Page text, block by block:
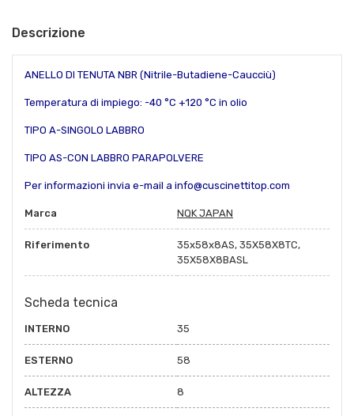
Descrizione
ANELLO DI TENUTA NBR (Nitrile-Butadiene-Caucciù)
Temperatura di impiego: -40 °C +120 °C in olio
TIPO A-SINGOLO LABBRO
TIPO AS-CON LABBRO PARAPOLVERE
Per informazioni invia e-mail a info@cuscinettitop.com
Marca NQK JAPAN
Riferimento
35x58x8AS, 35X58X8TC,
35X58X8BASL
Scheda tecnica
INTERNO 35
ESTERNO 58
ALTEZZA 8